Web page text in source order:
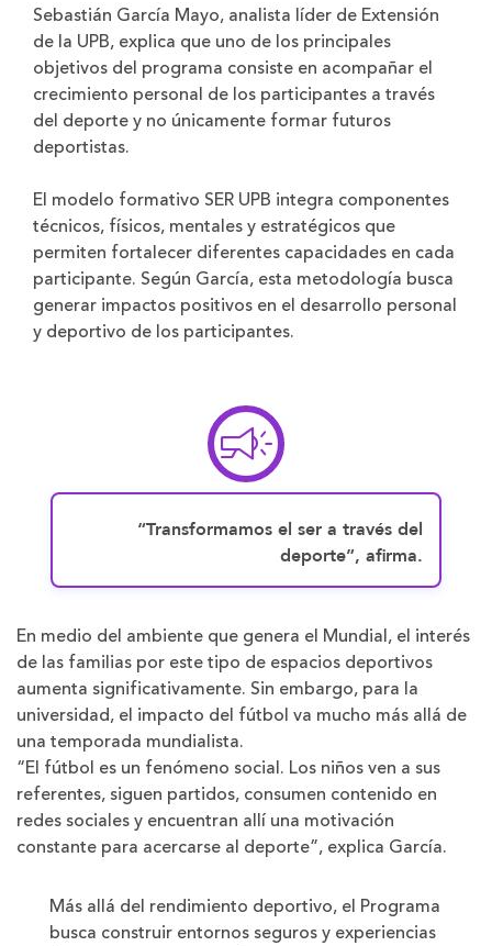
Sebastián García Mayo, analista líder de Extensión
de la UPB, explica que uno de los principales
objetivos del programa consiste en acompañar el
crecimiento personal de los participantes a través
del deporte y no únicamente formar futuros
deportistas.
El modelo formativo SER UPB integra componentes
técnicos, físicos, mentales y estratégicos que
permiten fortalecer diferentes capacidades en cada
participante. Según García, esta metodología busca
generar impactos positivos en el desarrollo personal
y deportivo de los participantes.
“Transformamos el ser a través del
deporte”, afirma.
En medio del ambiente que genera el Mundial, el interés
de las familias por este tipo de espacios deportivos
aumenta significativamente. Sin embargo, para la
universidad, el impacto del fútbol va mucho más allá de
una temporada mundialista.
“El fútbol es un fenómeno social. Los niños ven a sus
referentes, siguen partidos, consumen contenido en
redes sociales y encuentran allí una motivación
constante para acercarse al deporte”, explica García.
Más allá del rendimiento deportivo, el Programa
busca construir entornos seguros y experiencias